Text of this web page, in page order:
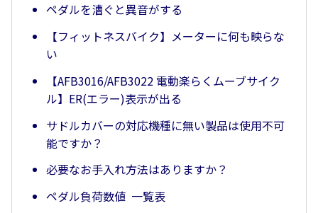
ペダルを漕ぐと異音がする
【フィットネスバイク】メーターに何も映らな
い
【AFB3016/AFB3022 電動楽らくムーブサイク
ル】ER(エラー)表示が出る
サドルカバーの対応機種に無い製品は使用不可
能ですか？
必要なお手入れ方法はありますか？
ペダル負荷数値 一覧表